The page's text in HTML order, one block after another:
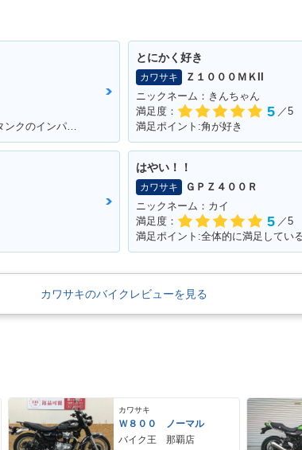
満足ポイント:軽くて、使いやすいパワー グリーンのタンクのインパクト ピンストライプ
とにかく好き
カワサキ
Ｚ１０００ＭＫII
ニックネーム：きんちゃん
満足度：
5 ／5
満足ポイント:角が好き
はやい！！
カワサキ
ＧＰＺ４００Ｒ
ニックネーム：カイ
満足度：
5 ／5
満足ポイント:全体的に満足してい
カワサキのバイクレビューを見る
カワサキ
Ｗ８００ ノーマル
バイク王 那覇店